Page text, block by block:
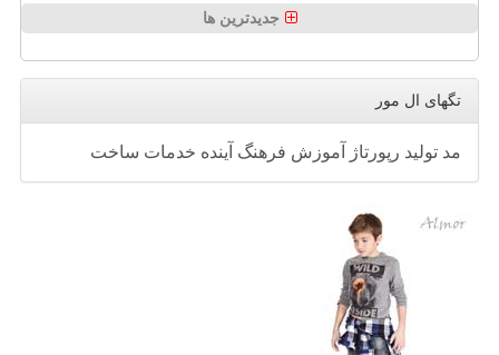
جدیدترین ها
تگهای ال مور
مد تولید رپورتاژ آموزش فرهنگ آینده خدمات ساخت